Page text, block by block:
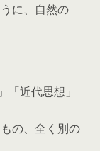
に、自然の
近代思想」
の、全く別の